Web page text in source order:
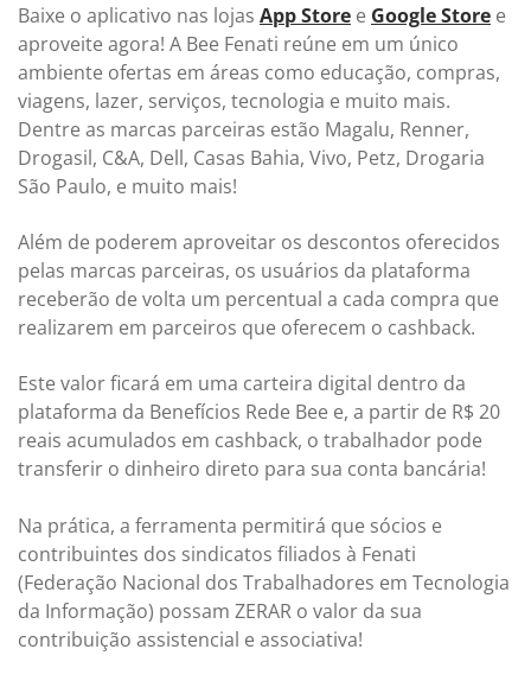
Baixe o aplicativo nas lojas App Store e Google Store e
aproveite agora! A Bee Fenati reúne em um único
ambiente ofertas em áreas como educação, compras,
viagens, lazer, serviços, tecnologia e muito mais.
Dentre as marcas parceiras estão Magalu, Renner,
Drogasil, C&A, Dell, Casas Bahia, Vivo, Petz, Drogaria
São Paulo, e muito mais!
Além de poderem aproveitar os descontos oferecidos
pelas marcas parceiras, os usuários da plataforma
receberão de volta um percentual a cada compra que
realizarem em parceiros que oferecem o cashback.
Este valor ficará em uma carteira digital dentro da
plataforma da Benefícios Rede Bee e, a partir de R$ 20
reais acumulados em cashback, o trabalhador pode
transferir o dinheiro direto para sua conta bancária!
Na prática, a ferramenta permitirá que sócios e
contribuintes dos sindicatos filiados à Fenati
(Federação Nacional dos Trabalhadores em Tecnologia
da Informação) possam ZERAR o valor da sua
contribuição assistencial e associativa!